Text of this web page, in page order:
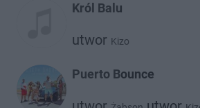
Król Balu
utwor Kizo
Puerto Bounce